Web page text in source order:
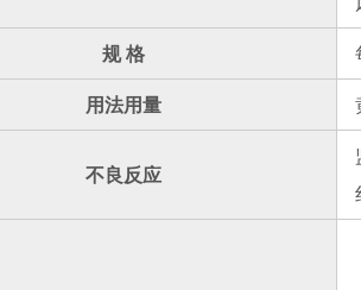
规 格
用法用量
不良反应